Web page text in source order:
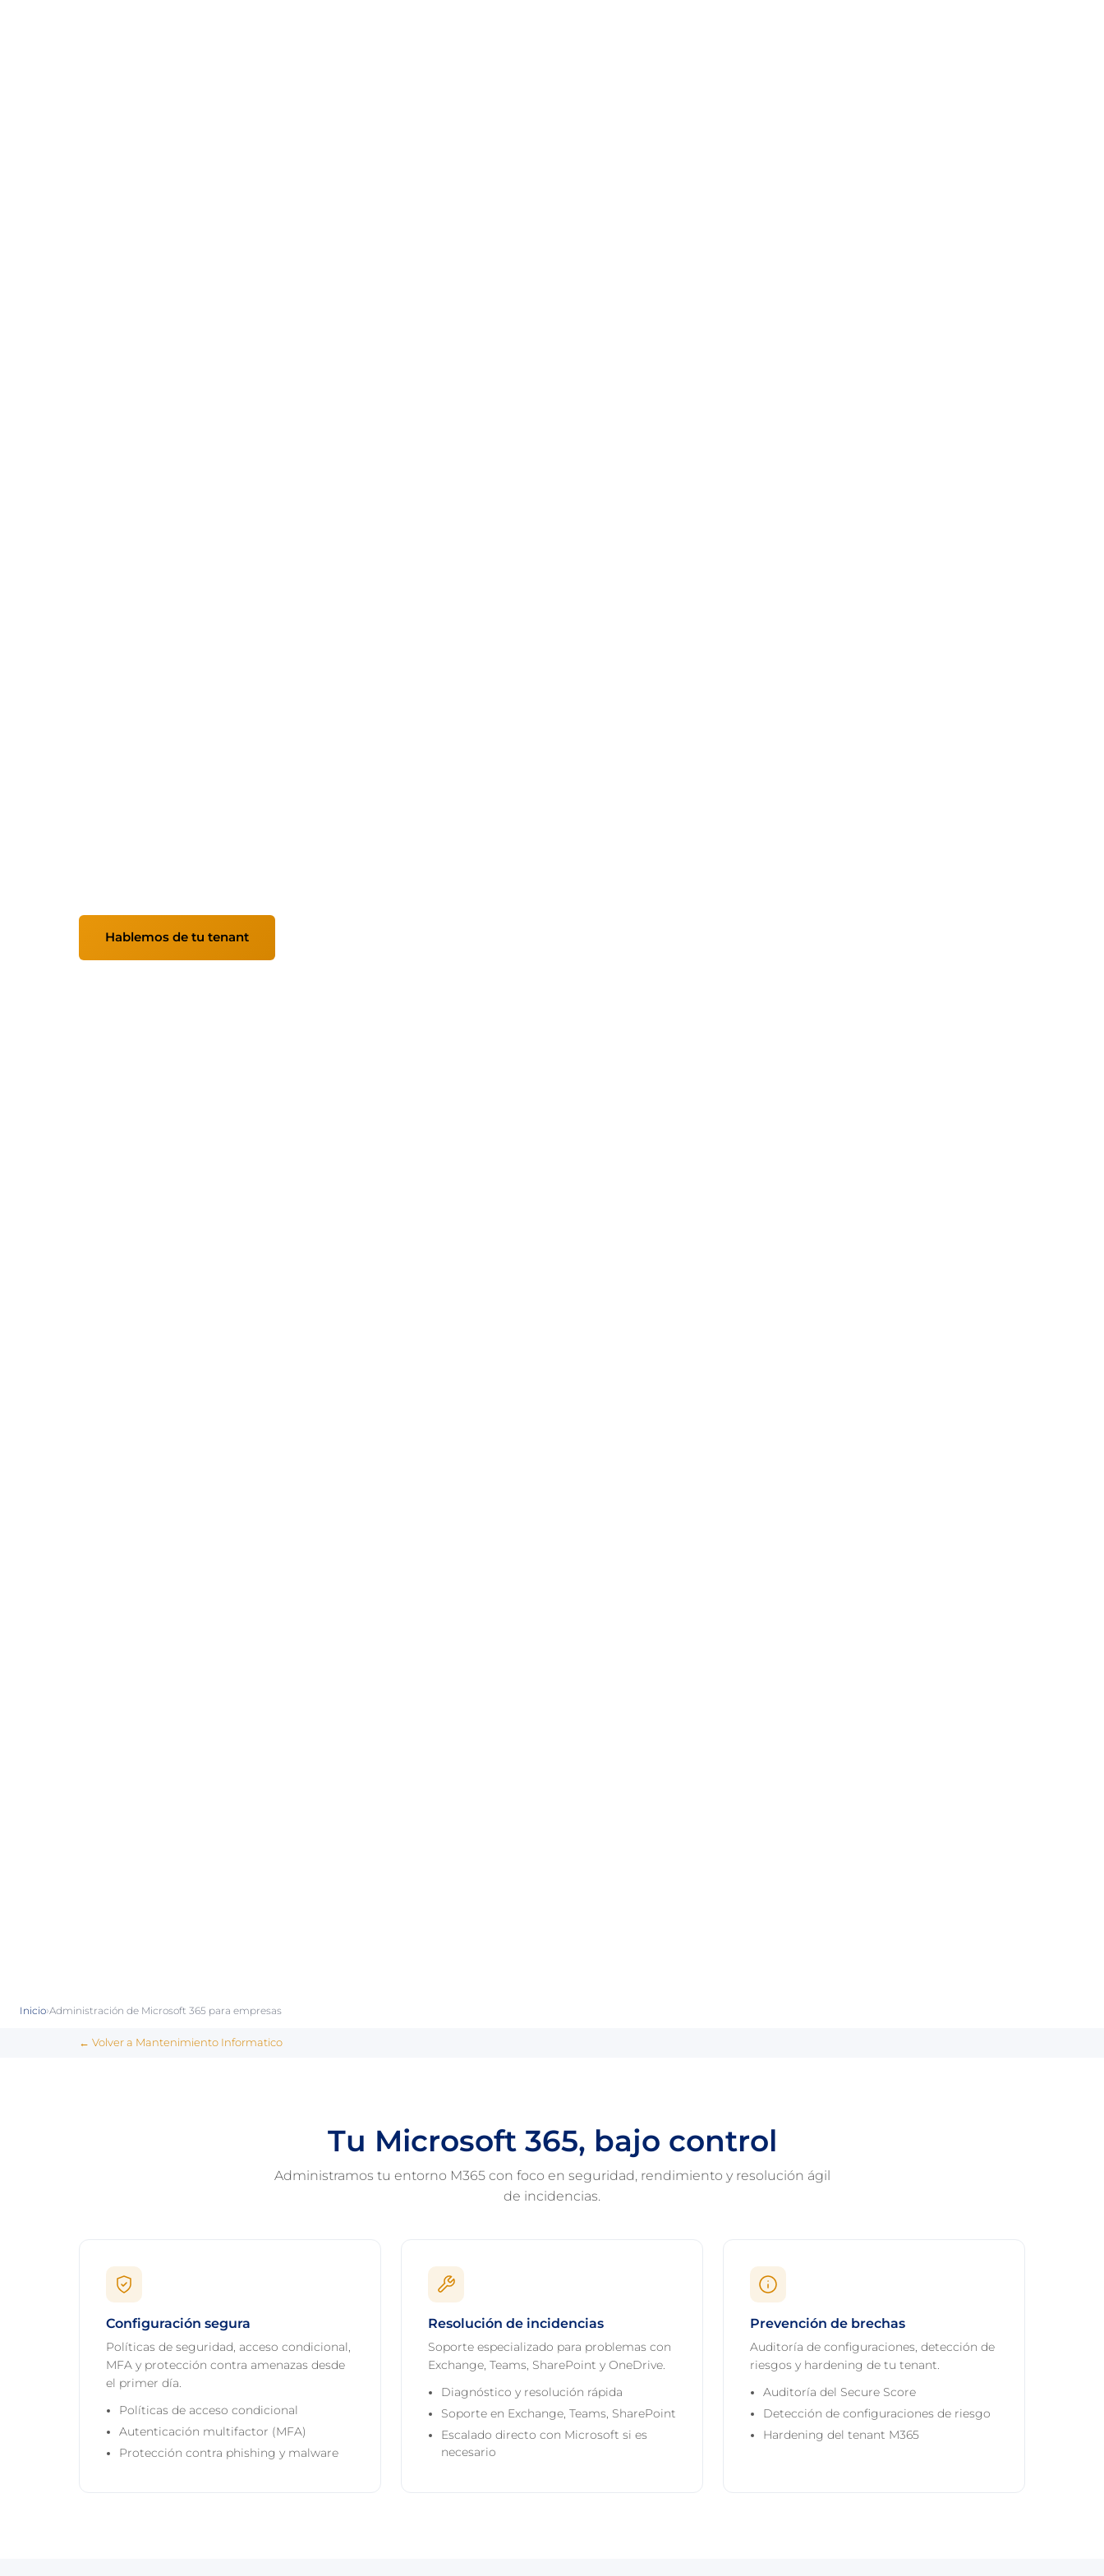
Hablemos de tu tenant
Inicio›Administración de Microsoft 365 para empresas
← Volver a Mantenimiento Informatico
Tu Microsoft 365, bajo control
Administramos tu entorno M365 con foco en seguridad, rendimiento y resolución ágil
de incidencias.
Configuración segura
Políticas de seguridad, acceso condicional,
MFA y protección contra amenazas desde
el primer día.
Políticas de acceso condicional
Autenticación multifactor (MFA)
Protección contra phishing y malware
Resolución de incidencias
Soporte especializado para problemas con
Exchange, Teams, SharePoint y OneDrive.
Diagnóstico y resolución rápida
Soporte en Exchange, Teams, SharePoint
Escalado directo con Microsoft si es
necesario
Prevención de brechas
Auditoría de configuraciones, detección de
riesgos y hardening de tu tenant.
Auditoría del Secure Score
Detección de configuraciones de riesgo
Hardening del tenant M365